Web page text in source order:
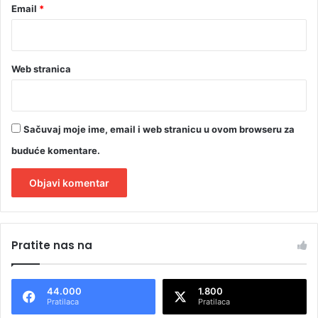
Email *
Web stranica
Sačuvaj moje ime, email i web stranicu u ovom browseru za
buduće komentare.
t
n
Pratite nas na
44.000
Pratilaca
1.800
Pratilaca